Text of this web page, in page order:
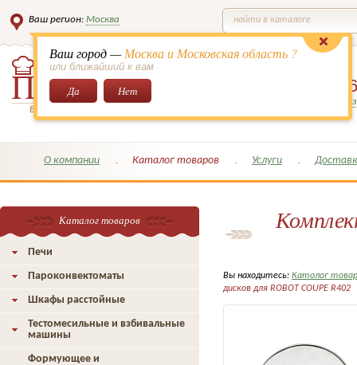
Ваш регион: Москва
Ваш город —Москва и Московская область ?
или ближайший к вам
Да Нет
найти в каталоге
Всё для кондитеров и поваров!
649-
Заказать обратный
О компании Каталог товаров Услуги
Вы находитесь: Католог
дисков для ROBOT COUPE R402
Каталог товаров
Печи
Пароконвектоматы
Шкафы расстойные
Тестомесильные и взбивальные
машины
Формующее и